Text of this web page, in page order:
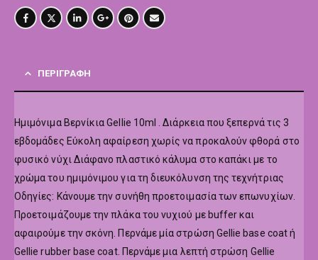
ΠΕΡΙΓΡΑΦΉ
Hμιμόνιμα Βερνίκια Gellie 10ml . Διάρκεια που ξεπερνά τις 3
εβδομάδες Εύκολη αφαίρεση χωρίς να προκαλούν φθορά στο
φυσικό νύχι Διάφανο πλαστικό κάλυμα στο καπάκι με το
χρώμα του ημιμόνιμου για τη διευκόλυνση της τεχνήτριας
Οδηγίες: Κάνουμε την συνήθη προετοιμασία των επωνυχίων.
Προετοιμάζουμε την πλάκα του νυχιού με buffer και
αφαιρούμε την σκόνη. Περνάμε μία στρώση Gellie base coat ή
Gellie rubber base coat. Περνάμε μια λεπτή στρώση Gellie